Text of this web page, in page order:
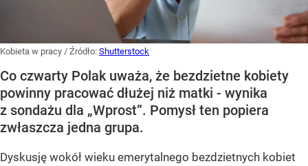
Kobieta w pracy / Źródło: Shutterstock
Co czwarty Polak uważa, że bezdzietne kobiety
powinny pracować dłużej niż matki - wynika
z sondażu dla „Wprost”. Pomysł ten popiera
zwłaszcza jedna grupa.
Dyskusję wokół wieku emerytalnego bezdzietnych kobiet